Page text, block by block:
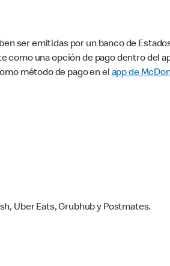
ser emitidas por un banco de
como una opción de pago dentro del
método de pago en elapp de
Uber Eats, Grubhub y Postmates.